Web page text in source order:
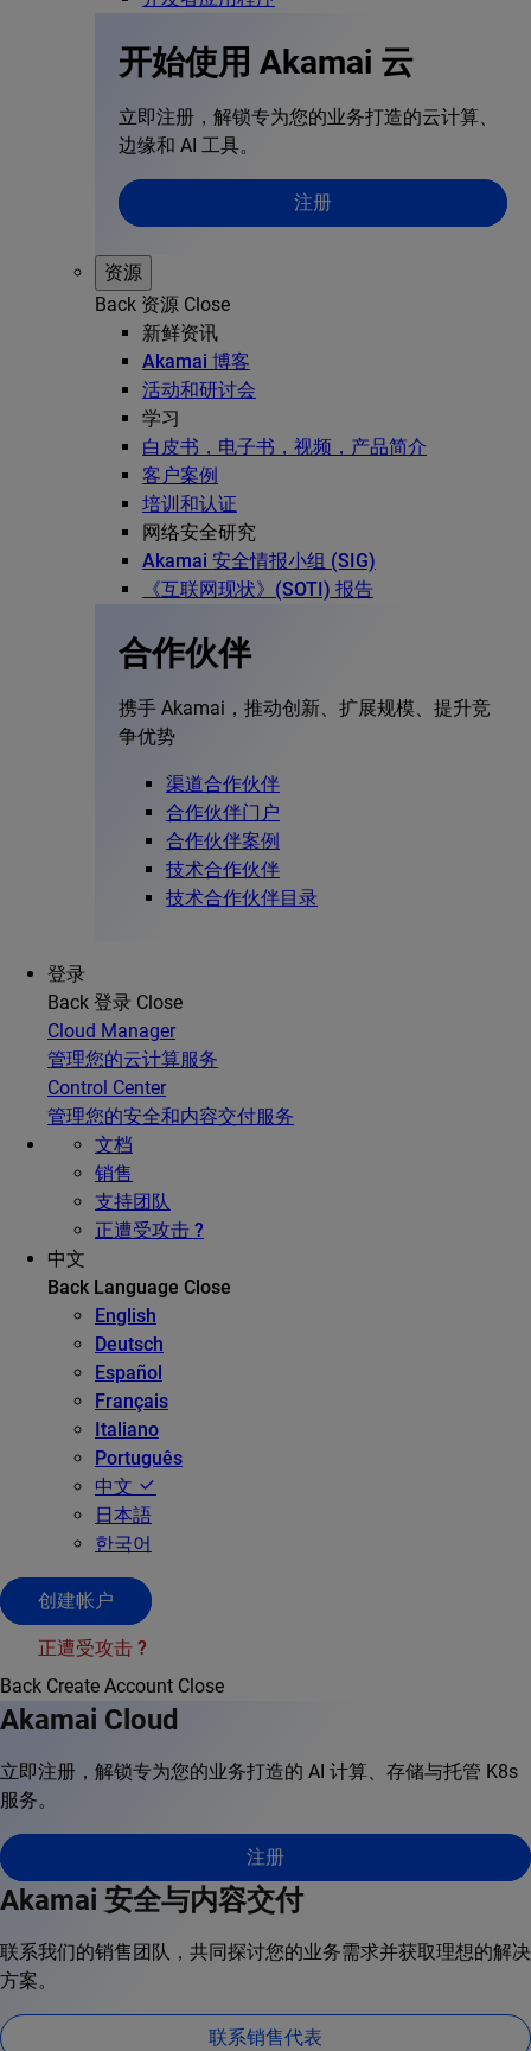
开始使用 Akamai 云
立即注册，解锁专为您的业务打造的云计算、
边缘和 AI 工具。
注册
资源
Back 资源 Close
新鲜资讯
Akamai 博客
活动和研讨会
学习
白皮书，电子书，视频，产品简介
客户案例
培训和认证
网络安全研究
Akamai 安全情报小组 (SIG)
《互联网现状》(SOTI) 报告
合作伙伴
携手 Akamai，推动创新、扩展规模、提升竞
争优势
渠道合作伙伴
合作伙伴门户
合作伙伴案例
技术合作伙伴
技术合作伙伴目录
登录
Back 登录 Close
Cloud Manager
管理您的云计算服务
Control Center
管理您的安全和内容交付服务
文档
销售
支持团队
正遭受攻击 ?
中文
Back Language Close
English
Deutsch
Español
Français
Italiano
Português
中文
日本語
한국어
创建帐户
正遭受攻击 ?
Back Create Account Close
Akamai Cloud
立即注册，解锁专为您的业务打造的 AI 计算、存储与托管 K8s
服务。
注册
Akamai 安全与内容交付
联系我们的销售团队，共同探讨您的业务需求并获取理想的解决
方案。
联系销售代表